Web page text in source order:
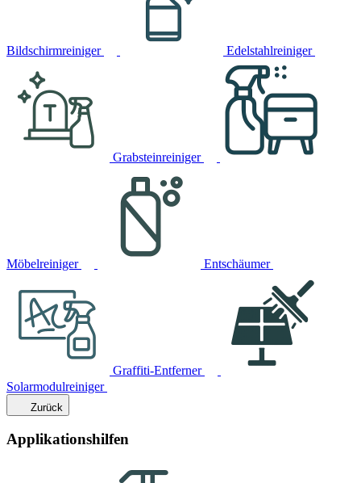
Bildschirmreiniger Edelstahlreiniger
Grabsteinreiniger
Möbelreiniger Entschäumer
Graffiti-Entferner
Solarmodulreiniger
Zurück
Applikationshilfen